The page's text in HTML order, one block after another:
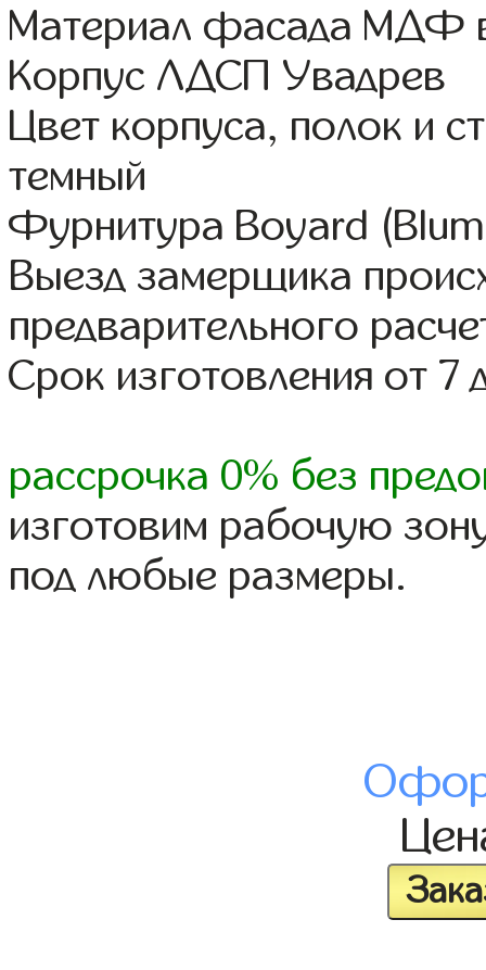
Материал фасада МДФ
Корпус ЛДСП Увадрев
Цвет корпуса, полок и
темный
Фурнитура Boyard
Выезд замерщика
предварительного
Срок изготовления от 7
рассрочка 0% без
изготовим рабочую
под любые размеры.